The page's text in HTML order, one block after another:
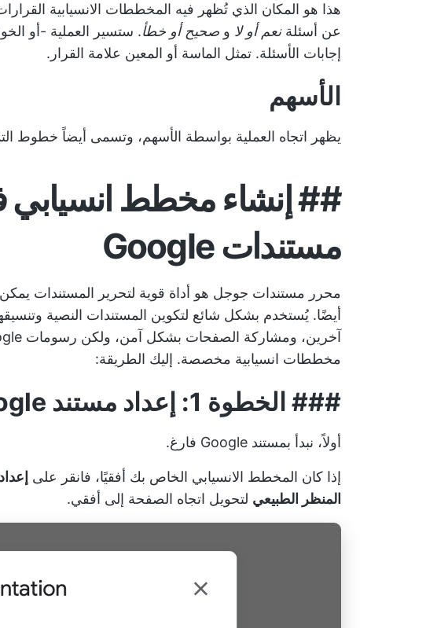
هذا هو المكان الذي تُظهر فيه المخططات الانسيابية
عن أسئلةنعم أو لا و صحيح أو خطأ. ستسير العملية -أو
إجابات الأسئلة. تمثل الماسة أو المعين علامة القرار.
الأسهم
يظهر اتجاه العملية بواسطة الأسهم، وتسمى أيضاً خطوط
## إنشاء مخطط
مستندات Google
محرر مستندات جوجل هو أداة قوية لتحرير المستندات
أيضًا. يُستخدم بشكل شائع لتكوين المستندات النصية
مخططات انسيابية مخصصة. إليك الطريقة:
### الخطوة 1: إعداد مستند Google الخاص بك
أولاً، نبدأ بمستند Google فارغ.
إذا كان المخطط الانسيابي الخاص بك أفقيًا، فانقر على
المنظر الطبيعي لتحويل اتجاه الصفحة إلى أفقي.